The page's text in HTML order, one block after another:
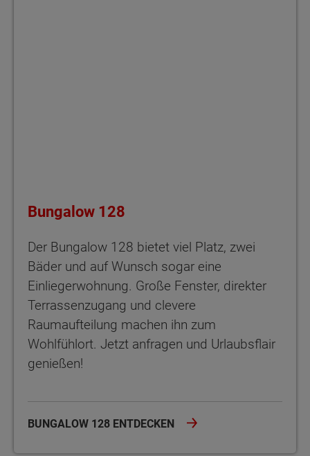
Bungalow 128
Der Bungalow 128 bietet viel Platz, zwei
Bäder und auf Wunsch sogar eine
Einliegerwohnung. Große Fenster, direkter
Terrassenzugang und clevere
Raumaufteilung machen ihn zum
Wohlfühlort. Jetzt anfragen und Urlaubsflair
genießen!
BUNGALOW 128 ENTDECKEN